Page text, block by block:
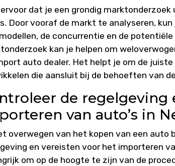
ervoor dat je een grondig
Door vooraf de markt te analyseren,
de concurrentie en de
kan je helpen om
auto dealer. Het helpt je om de
die aansluit bij de behoeften van
de regelgeving
van auto’s in
overwegen van het kopen van een
en vereisten voor het importeren
om op de hoogte te zijn van de